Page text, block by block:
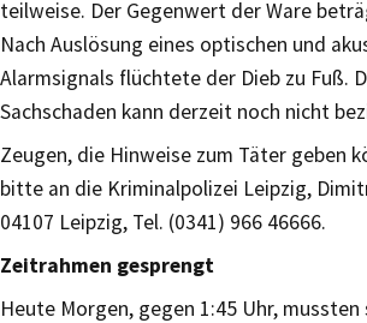
teilweise. Der Gegenwert der Ware
Nach Auslösung eines optischen und
Alarmsignals flüchtete der Dieb zu Fuß.
Sachschaden kann derzeit noch nicht
Zeugen, die Hinweise zum Täter geben
bitte an die Kriminalpolizei Leipzig,
04107 Leipzig, Tel. (0341) 966 46666.
Zeitrahmen gesprengt
Heute Morgen, gegen 1:45 Uhr,